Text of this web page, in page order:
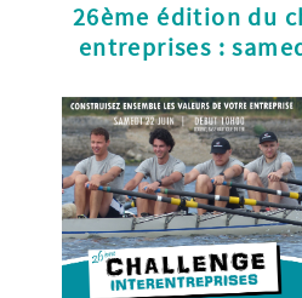
26ème édition du
entreprises :